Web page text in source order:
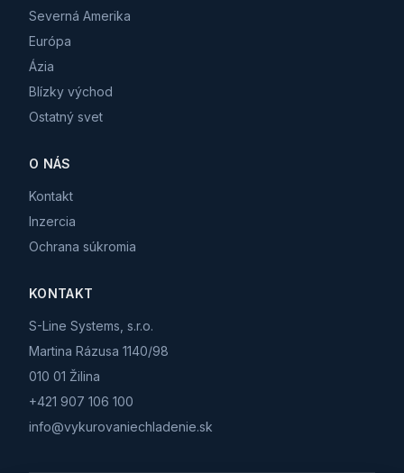
Severná Amerika
Európa
Ázia
Blízky východ
Ostatný svet
O NÁS
Kontakt
Inzercia
Ochrana súkromia
KONTAKT
S-Line Systems, s.r.o.
Martina Rázusa 1140/98
010 01 Žilina
+421 907 106 100
info@vykurovaniechladenie.sk